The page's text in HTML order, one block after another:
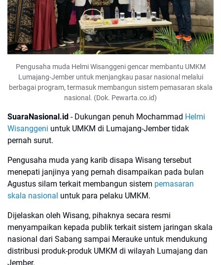
Pengusaha muda Helmi Wisanggeni gencar membantu UMKM
Lumajang-Jember untuk menjangkau pasar nasional melalui
berbagai program, termasuk membangun sistem pemasaran skala
nasional. (Dok. Pewarta.co.id)
SuaraNasional.id - Dukungan penuh Mochammad Helmi
Wisanggeni untuk UMKM di Lumajang-Jember tidak
pernah surut.
Pengusaha muda yang karib disapa Wisang tersebut
menepati janjinya yang pernah disampaikan pada bulan
Agustus silam terkait membangun sistem pemasaran
skala nasional untuk para pelaku UMKM.
Dijelaskan oleh Wisang, pihaknya secara resmi
menyampaikan kepada publik terkait sistem jaringan skala
nasional dari Sabang sampai Merauke untuk mendukung
distribusi produk-produk UMKM di wilayah Lumajang dan
Jember.